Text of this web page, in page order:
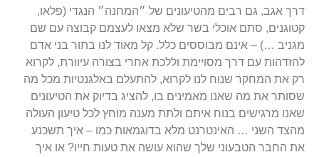
דרך אגב, גם רבים מהטיעונים של ״המחנה״ הנגדי (פלאו,
קטוגנים, סתם אוכלי בשר שלא מצאו לעצמם קבוצה עם שם
מגניב …) – אינם מבוססים כלל. קל מאוד לנו בתור בני אדם
להזדהות עם דרך מסויימת וללכת אחרי בצורה עיוורת, לקרוא
רק את המחקר שנוח לנו לקרוא, להתעלם באלגנטיות מכל מה
שסותר את מה שאנו מאמינים בו, להציג בדיוק את הטיעונים
שאנו מרגישים בנוח איתם ולתת מענה מוחץ לכל טיעון העולה
מהצד השני … האינטרנט מלא בדוגמאות כמו – איך תשכנע
את החבר הטבעוני שלך שהוא עושה את טעות חייו? או איך